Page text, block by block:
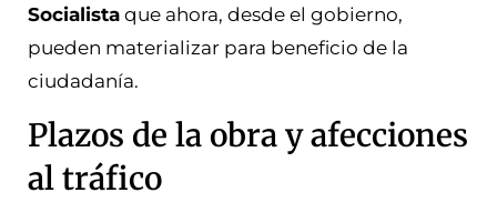
Socialista que ahora, desde el gobierno,
pueden materializar para beneficio de la
ciudadanía.
Plazos de la obra y afecciones
al tráfico